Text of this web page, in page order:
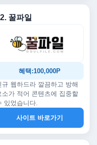
꿀파일
혜택:100,000P
규 웹하드라 깔끔하고 방해
소가 적어 콘텐츠에 집중할
있었습니다.
사이트 바로가기